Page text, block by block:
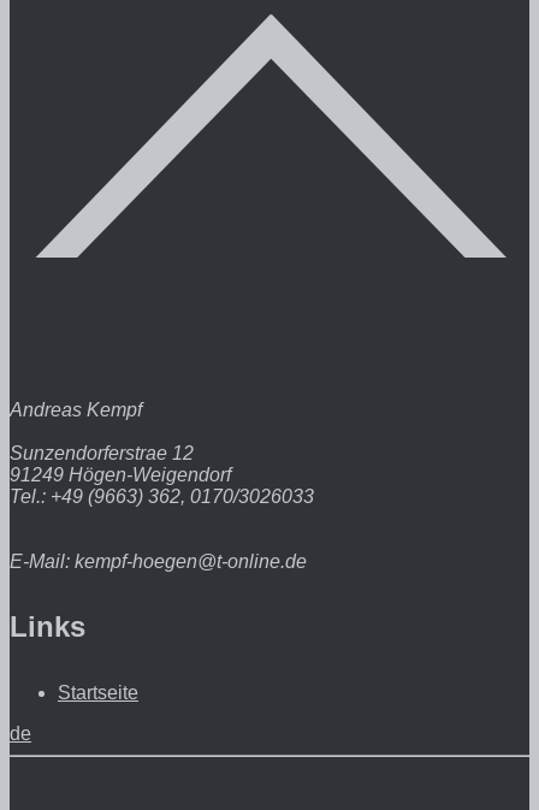
Andreas Kempf
Sunzendorferstrae 12
91249 Högen-Weigendorf
Tel.: +49 (9663) 362, 0170/3026033
E-Mail: kempf-hoegen@t-online.de
Links
Startseite
de